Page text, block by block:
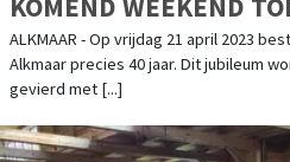
KOMEND WEEKEND
PRIJZEN VAN 1983
ALKMAAR - Op vrijdag 21 april 2023
Alkmaar precies 40 jaar. Dit jubileum
gevierd met [...]